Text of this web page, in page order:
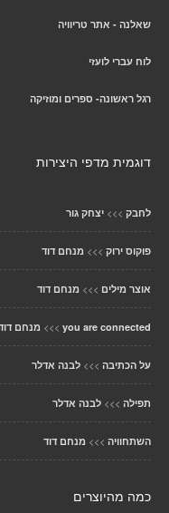
שאלנה - אתר טריוויה
לוח עברי לועזי
רגל ראשונה- ספרים ומוזיקה
דוגמית מדפי היצירות
לחבק >>> יצחק גור
פוקוס ירוק >>> מנחם דוד
אוצר מילים >>> מנחם דוד
you are connected
>>> מנחם
על הכתיבה >>> לבנה אדלר
תפילה >>> לבנה אדלר
השתחוויה >>> מנחם דוד
כמה מהיוצרים